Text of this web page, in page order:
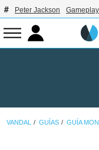
Peter Jackson Gameplay
VANDAL GUÍAS GUÍA